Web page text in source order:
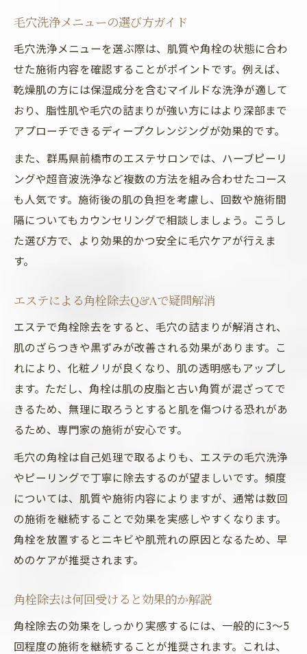
毛穴洗浄メニューの選び方ガイド
毛穴洗浄メニューを選ぶ際は、肌質や角栓の状態に合わ
せた施術内容を確認することがポイントです。例えば、
乾燥肌の方には保湿成分を含むマイルドな洗浄が適して
おり、脂性肌や毛穴の詰まりが強い方にはより深部まで
アプローチできるディープクレンジングが効果的です。
また、群馬県前橋市のエステサロンでは、ハーブピーリ
ングや超音波洗浄など複数の方法を組み合わせたコース
も人気です。施術後の肌の負担を考慮し、回数や施術間
隔についてもカウンセリングで相談しましょう。こうし
た選び方で、より効果的かつ安全に毛穴ケアが行えま
す。
エステによる角栓除去Q&Aで疑問解消
エステで角栓除去をすると、毛穴の詰まりが解消され、
肌のざらつきや黒ずみが改善される効果があります。こ
れにより、化粧ノリが良くなり、肌の透明感もアップし
ます。ただし、角栓は肌の皮脂と古い角質が混ざってで
きるため、無理に取ろうとすると肌を傷つける恐れがあ
るため、専門家の施術が安心です。
毛穴の角栓は自己処理で取るよりも、エステの毛穴洗浄
やピーリングで丁寧に除去するのが望ましいです。頻度
については、肌質や施術内容によりますが、通常は数回
の施術を継続することで効果を実感しやすくなります。
角栓を放置するとニキビや肌荒れの原因となるため、早
めのケアが推奨されます。
角栓除去は何回受けると効果的か解説
角栓除去の効果をしっかり実感するには、一般的に3～5
回程度の施術を継続することが推奨されます。これは、